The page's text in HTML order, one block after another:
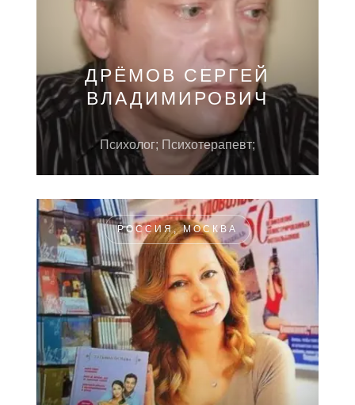
ДРЁМОВ СЕРГЕЙ
ВЛАДИМИРОВИЧ
Психолог; Психотерапевт;
РОССИЯ, МОСКВА